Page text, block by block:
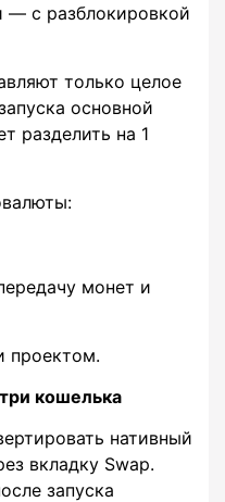
— с разблокировкой
только целое
основной
разделить на 1
монет и
проектом.
кошелька
нативный
вкладку Swap.
запуска